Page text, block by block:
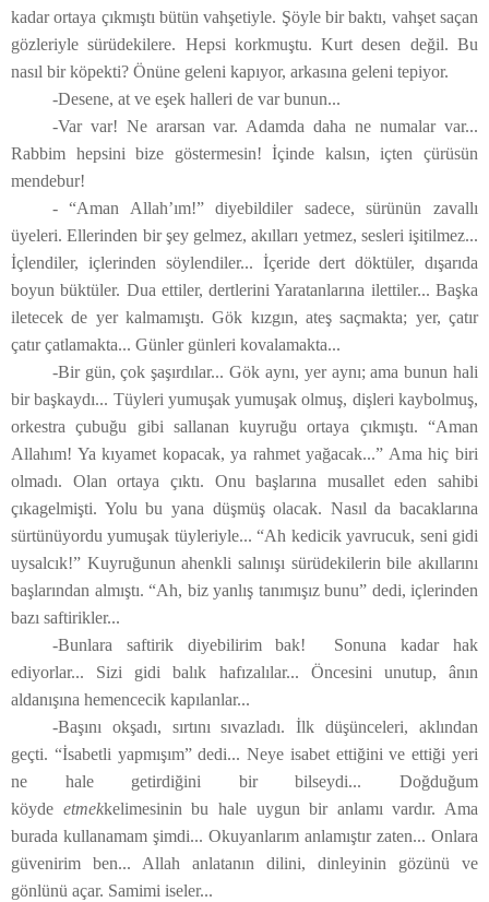
kadar ortaya çıkmıştı bütün vahşetiyle. Şöyle bir baktı, vahşet saçan
gözleriyle sürüdekilere. Hepsi korkmuştu. Kurt desen değil. Bu
nasıl bir köpekti? Önüne geleni kapıyor, arkasına geleni tepiyor.
-Desene, at ve eşek halleri de var bunun...
-Var var! Ne ararsan var. Adamda daha ne numalar var...
Rabbim hepsini bize göstermesin! İçinde kalsın, içten çürüsün
mendebur!
- “Aman Allah’ım!” diyebildiler sadece, sürünün zavallı
üyeleri. Ellerinden bir şey gelmez, akılları yetmez, sesleri işitilmez...
İçlendiler, içlerinden söylendiler... İçeride dert döktüler, dışarıda
boyun büktüler. Dua ettiler, dertlerini Yaratanlarına ilettiler... Başka
iletecek de yer kalmamıştı. Gök kızgın, ateş saçmakta; yer, çatır
çatır çatlamakta... Günler günleri kovalamakta...
-Bir gün, çok şaşırdılar... Gök aynı, yer aynı; ama bunun hali
bir başkaydı... Tüyleri yumuşak yumuşak olmuş, dişleri kaybolmuş,
orkestra çubuğu gibi sallanan kuyruğu ortaya çıkmıştı. “Aman
Allahım! Ya kıyamet kopacak, ya rahmet yağacak...” Ama hiç biri
olmadı. Olan ortaya çıktı. Onu başlarına musallet eden sahibi
çıkagelmişti. Yolu bu yana düşmüş olacak. Nasıl da bacaklarına
sürtünüyordu yumuşak tüyleriyle... “Ah kedicik yavrucuk, seni gidi
uysalcık!” Kuyruğunun ahenkli salınışı sürüdekilerin bile akıllarını
başlarından almıştı. “Ah, biz yanlış tanımışız bunu” dedi, içlerinden
bazı saftirikler...
-Bunlara saftirik diyebilirim bak! Sonuna kadar hak
ediyorlar... Sizi gidi balık hafızalılar... Öncesini unutup, ânın
aldanışına hemencecik kapılanlar...
-Başını okşadı, sırtını sıvazladı. İlk düşünceleri, aklından
geçti. “İsabetli yapmışım” dedi... Neye isabet ettiğini ve ettiği yeri
ne hale getirdiğini bir bilseydi... Doğduğum
köyde etmekkelimesinin bu hale uygun bir anlamı vardır. Ama
burada kullanamam şimdi... Okuyanlarım anlamıştır zaten... Onlara
güvenirim ben... Allah anlatanın dilini, dinleyinin gözünü ve
gönlünü açar. Samimi iseler...